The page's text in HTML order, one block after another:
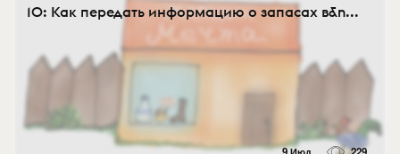
10: Как передать информацию о запасах в&n...